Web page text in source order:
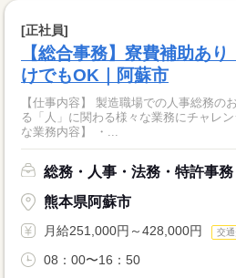
[正社員]
【総合事務】寮費補助あ
けでもOK｜阿蘇市
【仕事内容】 製造職場での人事総務の
る「人」に関わる様々な業務にチャレンジ
な業務内容】 ・...
総務・人事・法務・特許事務
熊本県阿蘇市
月給251,000円～428,000円 交
08：00〜16：50